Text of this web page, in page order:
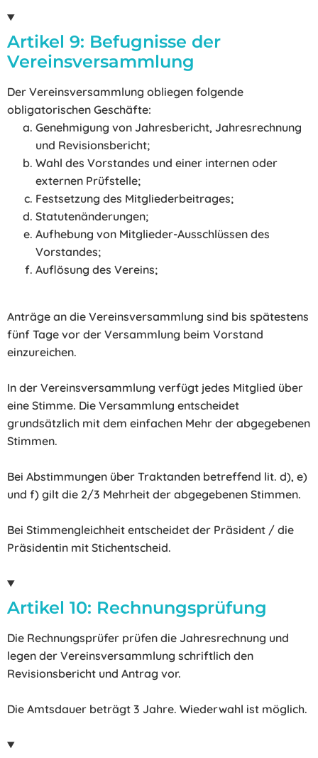
Artikel 9: Befugnisse der
Vereinsversammlung
Der Vereinsversammlung obliegen folgende
obligatorischen Geschäfte:
Genehmigung von Jahresbericht, Jahresrechnung
und Revisionsbericht;
Wahl des Vorstandes und einer internen oder
externen Prüfstelle;
Festsetzung des Mitgliederbeitrages;
Statutenänderungen;
Aufhebung von Mitglieder-Ausschlüssen des
Vorstandes;
Auflösung des Vereins;
Anträge an die Vereinsversammlung sind bis spätestens
fünf Tage vor der Versammlung beim Vorstand
einzureichen.
In der Vereinsversammlung verfügt jedes Mitglied über
eine Stimme. Die Versammlung entscheidet
grundsätzlich mit dem einfachen Mehr der abgegebenen
Stimmen.
Bei Abstimmungen über Traktanden betreffend lit. d), e)
und f) gilt die 2/3 Mehrheit der abgegebenen Stimmen.
Bei Stimmengleichheit entscheidet der Präsident / die
Präsidentin mit Stichentscheid.
Artikel 10: Rechnungsprüfung
Die Rechnungsprüfer prüfen die Jahresrechnung und
legen der Vereinsversammlung schriftlich den
Revisionsbericht und Antrag vor.
Die Amtsdauer beträgt 3 Jahre. Wiederwahl ist möglich.